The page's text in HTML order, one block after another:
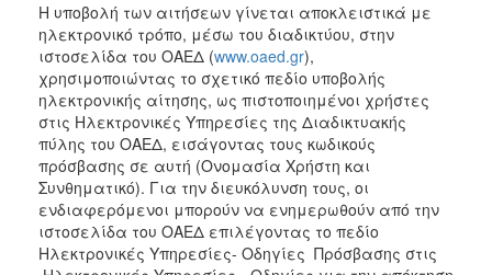
Η υποβολή των αιτήσεων γίνεται αποκλειστικά με
ηλεκτρονικό τρόπο, μέσω του διαδικτύου, στην
ιστοσελίδα του ΟΑΕΔ (www.oaed.gr),
χρησιμοποιώντας το σχετικό πεδίο υποβολής
ηλεκτρονικής αίτησης, ως πιστοποιημένοι χρήστες
στις Ηλεκτρονικές Υπηρεσίες της Διαδικτυακής
πύλης του ΟΑΕΔ, εισάγοντας τους κωδικούς
πρόσβασης σε αυτή (Ονομασία Χρήστη και
Συνθηματικό). Για την διευκόλυνση τους, οι
ενδιαφερόμενοι μπορούν να ενημερωθούν από την
ιστοσελίδα του ΟΑΕΔ επιλέγοντας το πεδίο
Ηλεκτρονικές Υπηρεσίες- Οδηγίες Πρόσβασης στις